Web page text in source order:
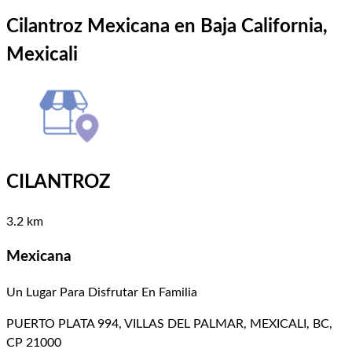
Cilantroz Mexicana en Baja California,
Mexicali
CILANTROZ
3.2 km
Mexicana
Un Lugar Para Disfrutar En Familia
PUERTO PLATA 994, VILLAS DEL PALMAR, MEXICALI, BC,
CP 21000